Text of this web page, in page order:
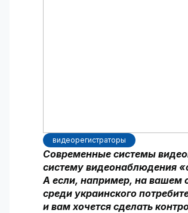
видеорегистраторы
Современные системы
систему видеонаблюдения
А если, например, на вашем
среди украинского
и вам хочется сделать